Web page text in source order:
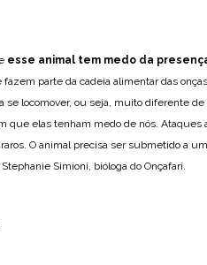
esse animal tem medo da
parte da cadeia alimentar das
se locomover, ou seja, muito diferente de
que elas tenham medo de nós. Ataques
O animal precisa ser submetido a
Simioni, bióloga do Onçafari.